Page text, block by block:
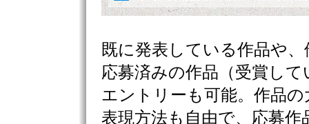
既に発表している作品や
応募済みの作品（受賞し
エントリーも可能。作品
表現方法も自由で、応募